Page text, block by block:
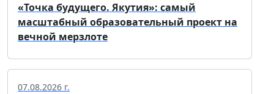
«Точка будущего. Якутия»: самый
масштабный образовательный проект на
вечной мерзлоте
07.08.2026 г.